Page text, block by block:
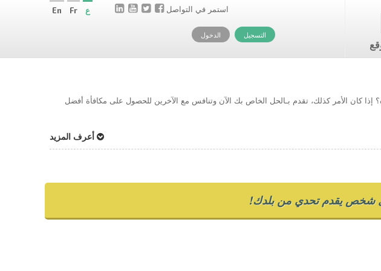
استمر في التواصل En Fr ع
التسجيل الدخول
كان الأمر كذلك، تقدم بـالحل الخاص بك الآن وتنافس مع الآخرين للحصول على مكافأة أفضل
أعرف المزيد
شخص يقدم تحدي من بلدك!